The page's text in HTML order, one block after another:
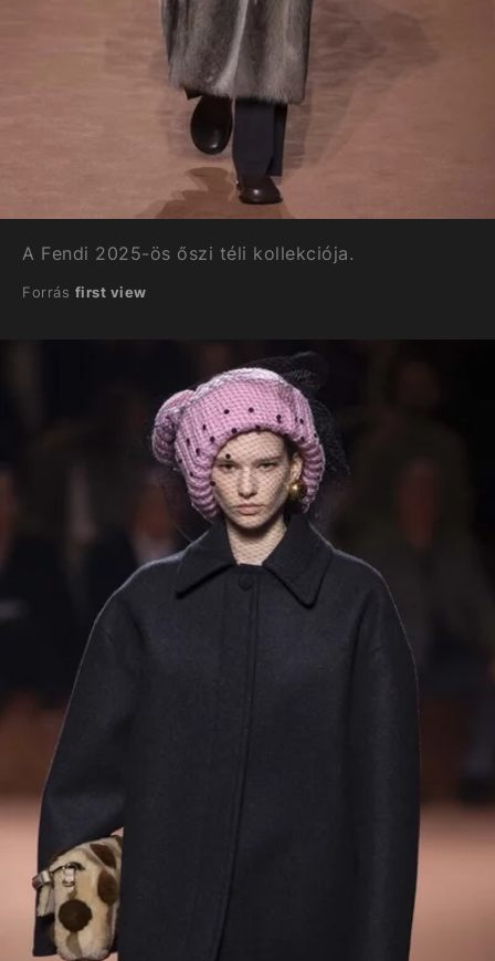
A Fendi 2025-ös őszi téli kollekciója.
Forrás first view